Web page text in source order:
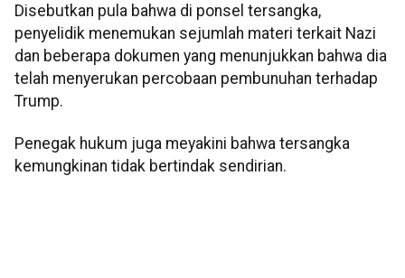
Disebutkan pula bahwa di ponsel tersangka,
penyelidik menemukan sejumlah materi terkait Nazi
dan beberapa dokumen yang menunjukkan bahwa dia
telah menyerukan percobaan pembunuhan terhadap
Trump.
Penegak hukum juga meyakini bahwa tersangka
kemungkinan tidak bertindak sendirian.